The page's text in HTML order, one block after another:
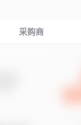
采购商